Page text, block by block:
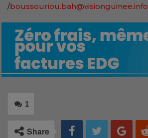
/boussouriou.bah@visionguinee.info
1
Share